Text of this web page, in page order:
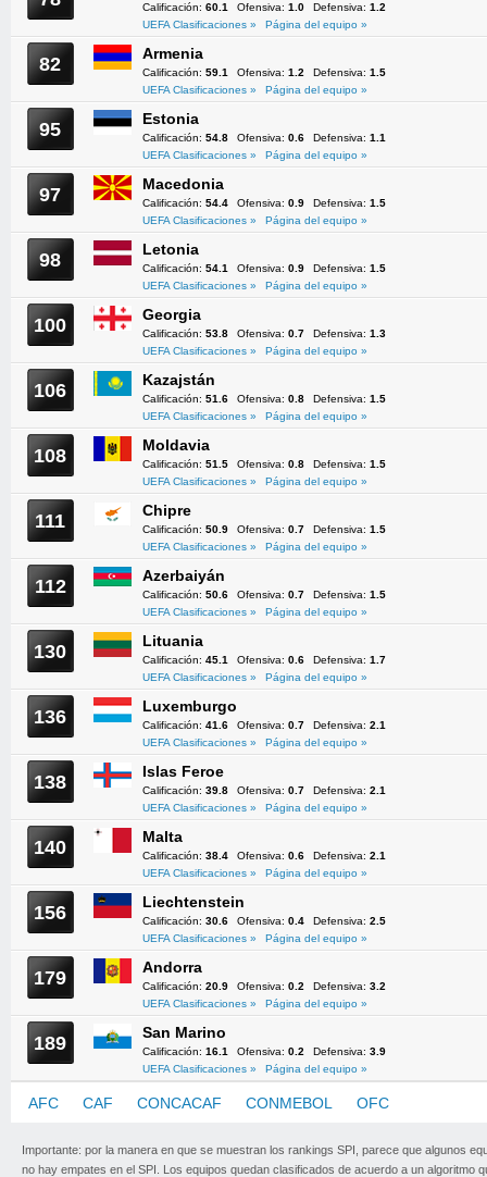
Calificación: 60.1 Ofensiva: 1.0 Defensiva: 1.2
UEFA Clasificaciones »
Página del equipo »
82 Armenia
Calificación: 59.1 Ofensiva: 1.2 Defensiva: 1.5
UEFA Clasificaciones »
Página del equipo »
95 Estonia
Calificación: 54.8 Ofensiva: 0.6 Defensiva: 1.1
UEFA Clasificaciones »
Página del equipo »
97 Macedonia
Calificación: 54.4 Ofensiva: 0.9 Defensiva: 1.5
UEFA Clasificaciones »
Página del equipo »
98 Letonia
Calificación: 54.1 Ofensiva: 0.9 Defensiva: 1.5
UEFA Clasificaciones »
Página del equipo »
100 Georgia
Calificación: 53.8 Ofensiva: 0.7 Defensiva: 1.3
UEFA Clasificaciones »
Página del equipo »
106 Kazajstán
Calificación: 51.6 Ofensiva: 0.8 Defensiva: 1.5
UEFA Clasificaciones »
Página del equipo »
108 Moldavia
Calificación: 51.5 Ofensiva: 0.8 Defensiva: 1.5
UEFA Clasificaciones »
Página del equipo »
111 Chipre
Calificación: 50.9 Ofensiva: 0.7 Defensiva: 1.5
UEFA Clasificaciones »
Página del equipo »
112 Azerbaiyán
Calificación: 50.6 Ofensiva: 0.7 Defensiva: 1.5
UEFA Clasificaciones »
Página del equipo »
130 Lituania
Calificación: 45.1 Ofensiva: 0.6 Defensiva: 1.7
UEFA Clasificaciones »
Página del equipo »
136 Luxemburgo
Calificación: 41.6 Ofensiva: 0.7 Defensiva: 2.1
UEFA Clasificaciones »
Página del equipo »
138 Islas Feroe
Calificación: 39.8 Ofensiva: 0.7 Defensiva: 2.1
UEFA Clasificaciones »
Página del equipo »
140 Malta
Calificación: 38.4 Ofensiva: 0.6 Defensiva: 2.1
UEFA Clasificaciones »
Página del equipo »
156 Liechtenstein
Calificación: 30.6 Ofensiva: 0.4 Defensiva: 2.5
UEFA Clasificaciones »
Página del equipo »
179 Andorra
Calificación: 20.9 Ofensiva: 0.2 Defensiva: 3.2
UEFA Clasificaciones »
Página del equipo »
189 San Marino
Calificación: 16.1 Ofensiva: 0.2 Defensiva: 3.9
UEFA Clasificaciones »
Página del equipo »
AFC CAF CONCACAF CONMEBOL OFC
Importante: por la manera en que se muestran los rankings SPI, parece que algunos
no hay empates en el SPI. Los equipos quedan clasificados de acuerdo a un algoritmo